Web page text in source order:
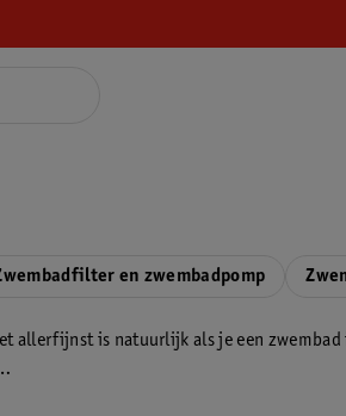
en zwembadpomp
allerfijnst is natuurlijk als je een